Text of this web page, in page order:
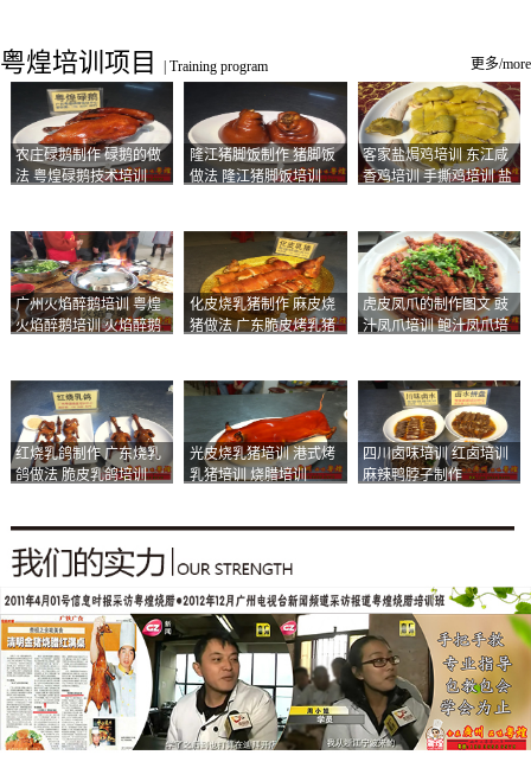
粤煌培训项目 Training program 更多/more
农庄碌鹅制作 碌鹅的做
法 粤煌碌鹅技术培训
隆江猪脚饭制作 猪脚饭
做法 隆江猪脚饭培训
客家盐焗鸡培训 东江咸
香鸡培训 手撕鸡培训 盐
广州火焰醉鹅培训 粤煌
火焰醉鹅培训 火焰醉鹅
化皮烧乳猪制作 麻皮烧
猪做法 广东脆皮烤乳猪
虎皮凤爪的制作图文 豉
汁凤爪培训 鲍汁凤爪培
红烧乳鸽制作 广东烧乳
鸽做法 脆皮乳鸽培训
光皮烧乳猪培训 港式烤
乳猪培训 烧腊培训
四川卤味培训 红卤培训
麻辣鸭脖子制作